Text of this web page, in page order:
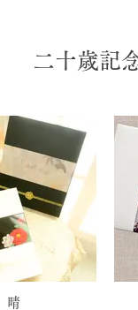
二十歳記
晴